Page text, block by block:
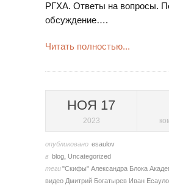
РГХА. Ответы на вопросы.
обсуждение….
Читать полностью...
НОЯ 17
2023
опубликовано esaulov
в blog Uncategorized
теги"Скифы" Александра Блока
видео Дмитрий Богатырев Иван